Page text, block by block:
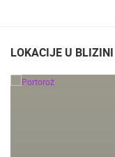
LOKACIJE U BLIZINI